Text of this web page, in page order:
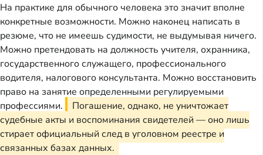
На практике для обычного человека это значит вполне
конкретные возможности. Можно наконец написать в
резюме, что не имеешь судимости, не выдумывая ничего.
Можно претендовать на должность учителя, охранника,
государственного служащего, профессионального
водителя, налогового консультанта. Можно восстановить
право на занятие определенными регулируемыми
профессиями.
Погашение, однако, не уничтожает
судебные акты и воспоминания свидетелей — оно лишь
стирает официальный след в уголовном реестре и
связанных базах данных.